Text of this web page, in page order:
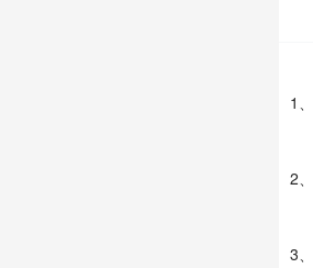
1、
2、
3、